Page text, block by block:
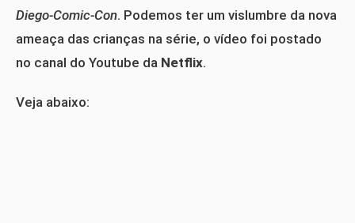
Diego-Comic-Con. Podemos ter um vislumbre da nova
ameaça das crianças na série, o vídeo foi postado
no canal do Youtube da Netflix.
Veja abaixo: